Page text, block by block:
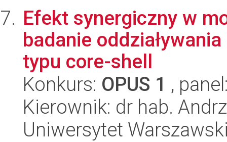
Efekt synergiczny w
badanie
typu core-shell
Konkurs: OPUS 1 ,
Kierownik: dr hab.
Uniwersytet